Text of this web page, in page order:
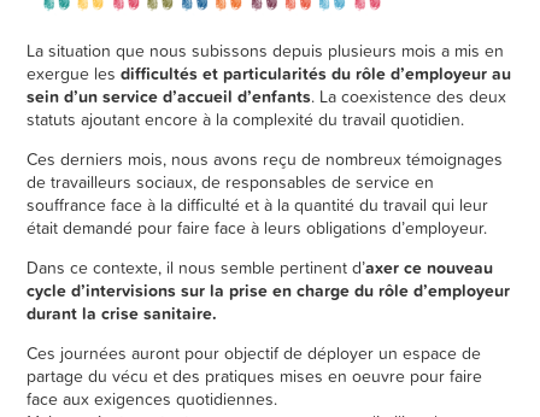
La situation que nous subissons depuis plusieurs mois a mis en
exergue lesdifficultés et particularités du rôle d’employeur au
sein d’un service d’accueil d’enfants. La coexistence des deux
statuts ajoutant encore à la complexité du travail quotidien.
Ces derniers mois, nous avons reçu de nombreux témoignages
de travailleurs sociaux, de responsables de service en
souffrance face à la difficulté et à la quantité du travail qui leur
était demandé pour faire face à leurs obligations d’employeur.
Dans ce contexte, il nous semble pertinent d’axer ce nouveau
cycle d’intervisions sur la prise en charge du rôle d’employeur
durant la crise sanitaire.
Ces journées auront pour objectif de déployer un espace de
partage du vécu et des pratiques mises en oeuvre pour faire
face aux exigences quotidiennes.